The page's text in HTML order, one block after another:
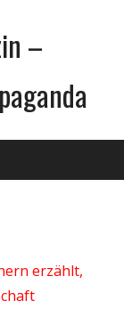
–
erzählt,